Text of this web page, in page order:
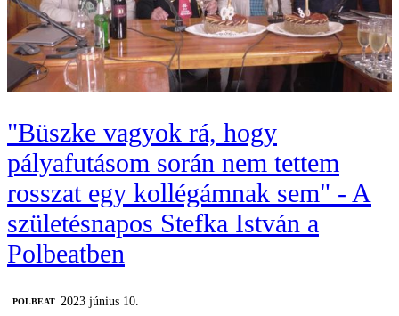
"Büszke vagyok rá, hogy
pályafutásom során nem tettem
rosszat egy kollégámnak sem" - A
születésnapos Stefka István a
Polbeatben
‎POLBEAT 2023 június 10.